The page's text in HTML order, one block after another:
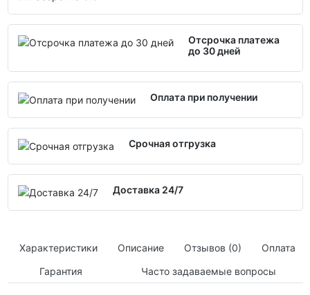
Отсрочка платежа
до 30 дней
Оплата при получении
Срочная отгрузка
Доставка 24/7
Характеристики Описание Отзывов (0)
Оплата
Гарантия
Часто задаваемые вопросы